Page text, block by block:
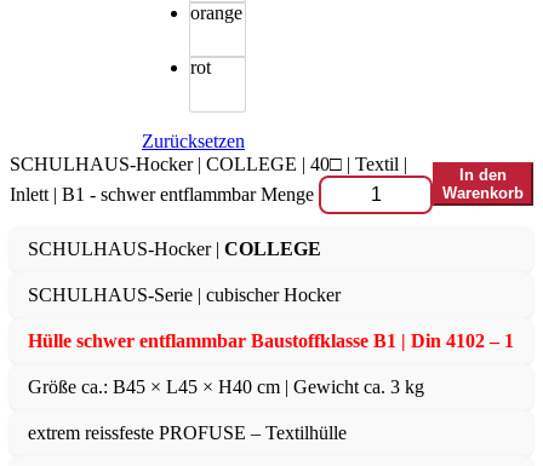
orange
rot
Zurücksetzen
SCHULHAUS-Hocker | COLLEGE | 40□ | Textil |
Inlett | B1 - schwer entflammbar Menge
In den
Warenkorb
SCHULHAUS-Hocker | COLLEGE
SCHULHAUS-Serie | cubischer Hocker
Hülle schwer entflammbar Baustoffklasse B1 | Din 4102 – 1
Größe ca.: B45 × L45 × H40 cm | Gewicht ca. 3 kg
extrem reissfeste PROFUSE – Textilhülle